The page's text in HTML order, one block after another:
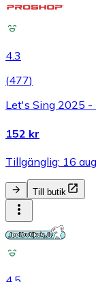
4.3
(477)
Let's Sing 2025 -
152 kr
Tillgänglig: 16 aug.
Till butik